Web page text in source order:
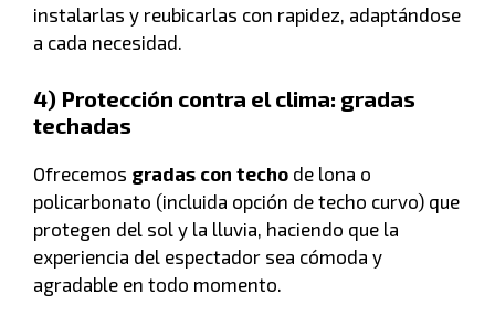
instalarlas y reubicarlas con rapidez, adaptándose
a cada necesidad.
4) Protección contra el clima: gradas
techadas
Ofrecemos gradas con techo de lona o
policarbonato (incluida opción de techo curvo) que
protegen del sol y la lluvia, haciendo que la
experiencia del espectador sea cómoda y
agradable en todo momento.